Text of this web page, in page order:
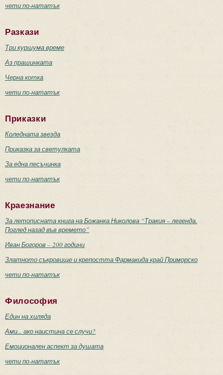
чети по-нататък
Разкази
Три куршума време
Аз прашинката
Черна котка
чети по-нататък
Приказки
Коледната звезда
Приказка за светулката
За една песъчинка
чети по-нататък
Краезнание
За летописната книга на Божанка Николова “Тракия – легенда.
Поглед назад във времето”
Иван Богоров – 200 години
Златното съкровище и крепостта Фармакида край Приморско
чети по-нататък
Философия
Един на хиляда
Ами... ако наистина се случи?
Емоционален аспект за душата
чети по-нататък